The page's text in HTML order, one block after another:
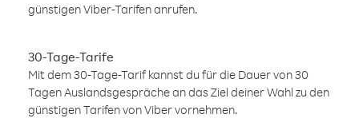
günstigen Viber-Tarifen anrufen.
30-Tage-Tarife
Mit dem 30-Tage-Tarif kannst du für die Dauer von 30
Tagen Auslandsgespräche an das Ziel deiner Wahl zu den
günstigen Tarifen von Viber vornehmen.